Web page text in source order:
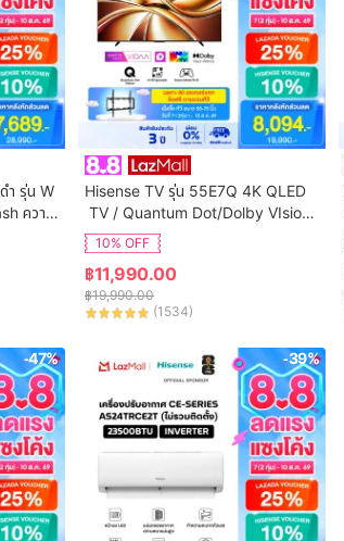
ำ รุ่น W
ความ
Hisense TV รุ่น 55E7Q 4K QLED
TV / Quantum Dot/Dolby VIsion,
HDR10+ HSG/VIDAA U9 / Dollby
Atmos Hand-Free Voice Control
Netflix Youtube /Game Mode VR
R, ALLM / WIFI 5 /Bluetooth 5.0 /
HDMI
10% OFF
฿11,990.00
฿19,990.00
(1534)
-47% -39%